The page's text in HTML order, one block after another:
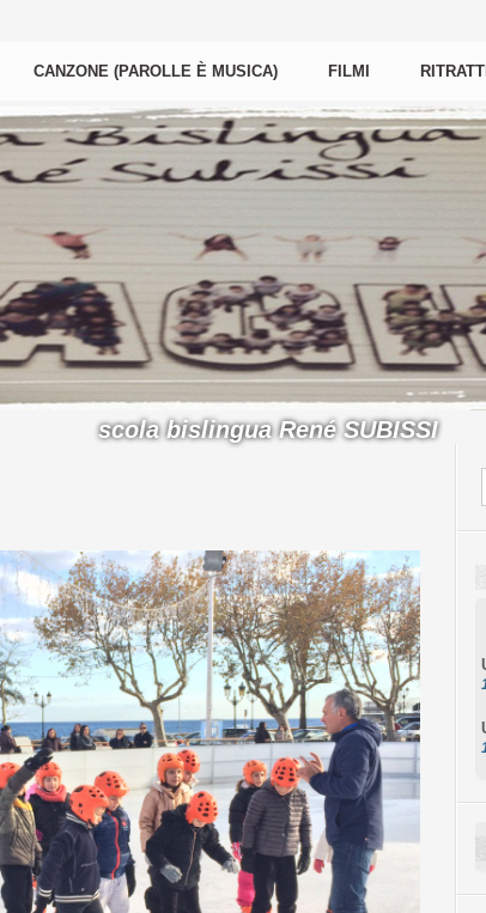
CANZONE (PAROLLE È MUSICA) FILMI RITRATTI
scola bislingua René SUBISSI